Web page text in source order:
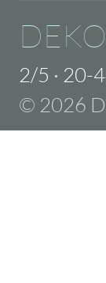
2/5 · 20-
© 2026